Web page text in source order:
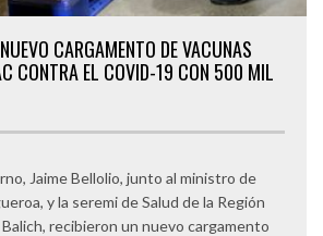
CARGAMENTO DE VACUNAS
CONTRA EL COVID-19 CON 500 MIL
Jaime Bellolio, junto al ministro de
y la seremi de Salud de la Región
recibieron un nuevo cargamento